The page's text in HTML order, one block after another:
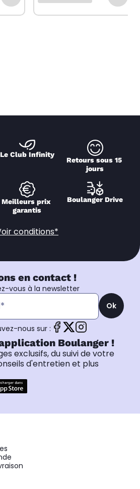
Le Club Infinity
Retours sous 15
jours
Meilleurs prix
garantis
Boulanger Drive
conditions*
en contact !
vous à la newsletter
Ok
nous sur :
Boulanger !
exclusifs, du suivi de votre
d'entretien et plus